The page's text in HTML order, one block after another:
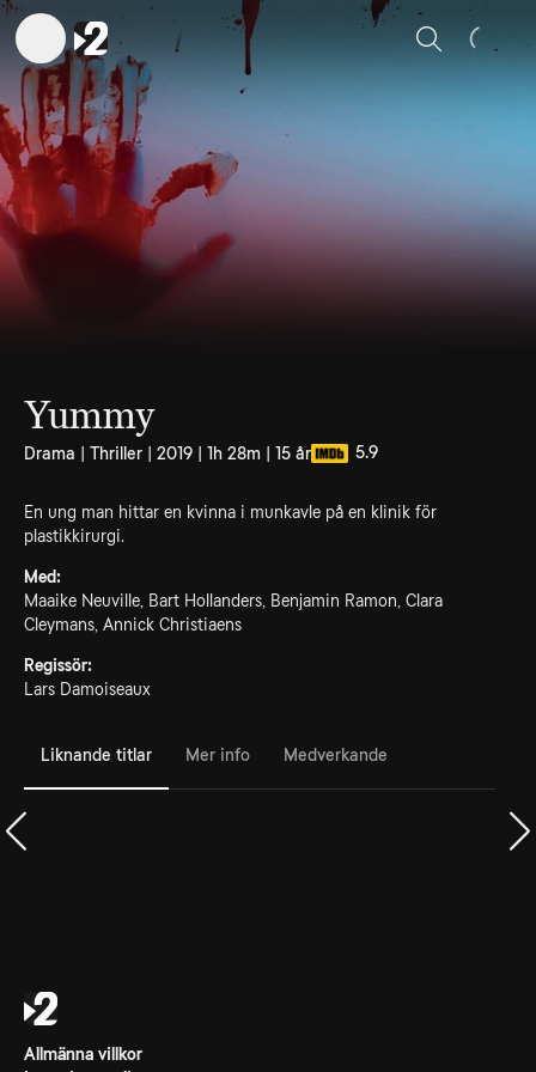
Sök
Yummy
Drama | Thriller | 2019 | 1h 28m | 15 år 5.9
En ung man hittar en kvinna i munkavle på en klinik för
plastikkirurgi.
Med:
Maaike Neuville, Bart Hollanders, Benjamin Ramon, Clara
Cleymans, Annick Christiaens
Regissör:
Lars Damoiseaux
Liknande titlar Mer info Medverkande
Allmänna villkor